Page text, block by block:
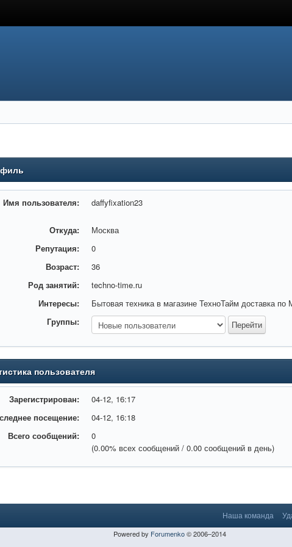
Имя пользователя: daffyfixation23
Откуда:
Москва
Репутация:
0
Возраст:
36
Род занятий:
techno-time.ru
Интересы:
Бытовая техника в магазине ТехноТайм доставка по
Группы:
пользователя
Зарегистрирован:
04-12, 16:17
посещение:
04-12, 16:18
Всего сообщений:
0
(0.00% всех сообщений / 0.00 сообщений в день)
Наша команда
Powered by Forumenko© 2006–2014